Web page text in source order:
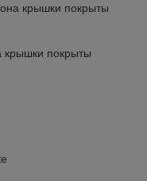
крышки покрыты
крышки покрыты